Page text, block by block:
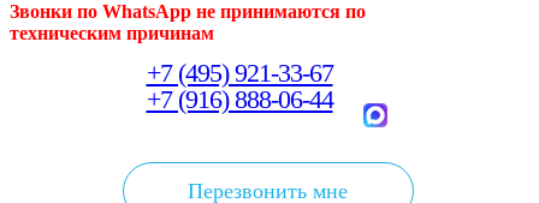
Звонки по WhatsApp не принимаются по
техническим причинам
+7 (495) 921-33-67
+7 (916) 888-06-44
Перезвонить мне